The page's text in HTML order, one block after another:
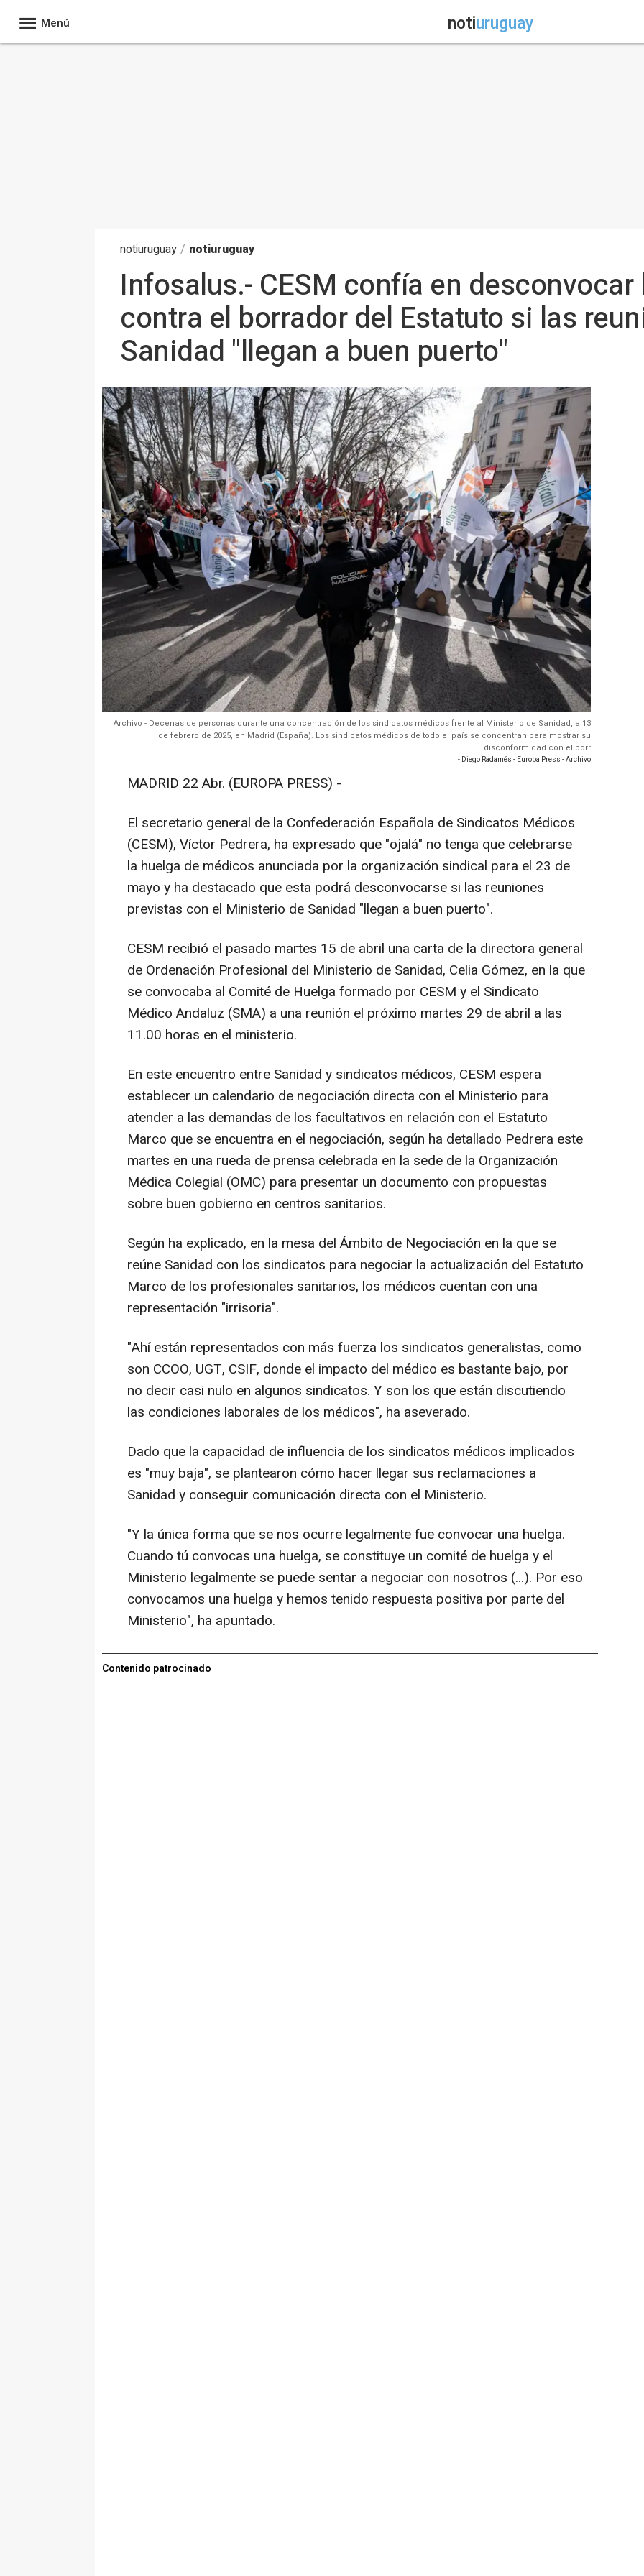
Menú notiuruguay
notiuruguay / notiuruguay
Infosalus.- CESM confía en desconvocar
contra el borrador del Estatuto si las
Sanidad "llegan a buen puerto"
Archivo - Decenas de personas durante una concentración de los sindicatos médicos frente al Ministerio de Sanidad, a 13
de febrero de 2025, en Madrid (España). Los sindicatos médicos de todo el país se concentran para mostrar su
disconformidad con el borr
- Diego Radamés - Europa Press - Archivo
MADRID 22 Abr. (EUROPA PRESS) -
El secretario general de la Confederación Española de Sindicatos Médicos
(CESM), Víctor Pedrera, ha expresado que "ojalá" no tenga que celebrarse
la huelga de médicos anunciada por la organización sindical para el 23 de
mayo y ha destacado que esta podrá desconvocarse si las reuniones
previstas con el Ministerio de Sanidad "llegan a buen puerto".
CESM recibió el pasado martes 15 de abril una carta de la directora general
de Ordenación Profesional del Ministerio de Sanidad, Celia Gómez, en la que
se convocaba al Comité de Huelga formado por CESM y el Sindicato
Médico Andaluz (SMA) a una reunión el próximo martes 29 de abril a las
11.00 horas en el ministerio.
En este encuentro entre Sanidad y sindicatos médicos, CESM espera
establecer un calendario de negociación directa con el Ministerio para
atender a las demandas de los facultativos en relación con el Estatuto
Marco que se encuentra en el negociación, según ha detallado Pedrera este
martes en una rueda de prensa celebrada en la sede de la Organización
Médica Colegial (OMC) para presentar un documento con propuestas
sobre buen gobierno en centros sanitarios.
Según ha explicado, en la mesa del Ámbito de Negociación en la que se
reúne Sanidad con los sindicatos para negociar la actualización del Estatuto
Marco de los profesionales sanitarios, los médicos cuentan con una
representación "irrisoria".
"Ahí están representados con más fuerza los sindicatos generalistas, como
son CCOO, UGT, CSIF, donde el impacto del médico es bastante bajo, por
no decir casi nulo en algunos sindicatos. Y son los que están discutiendo
las condiciones laborales de los médicos", ha aseverado.
Dado que la capacidad de influencia de los sindicatos médicos implicados
es "muy baja", se plantearon cómo hacer llegar sus reclamaciones a
Sanidad y conseguir comunicación directa con el Ministerio.
"Y la única forma que se nos ocurre legalmente fue convocar una huelga.
Cuando tú convocas una huelga, se constituye un comité de huelga y el
Ministerio legalmente se puede sentar a negociar con nosotros (...). Por eso
convocamos una huelga y hemos tenido respuesta positiva por parte del
Ministerio", ha apuntado.
Contenido patrocinado